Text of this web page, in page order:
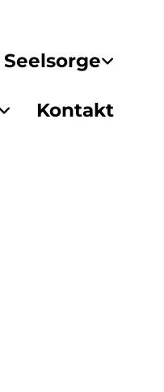
Kontakt